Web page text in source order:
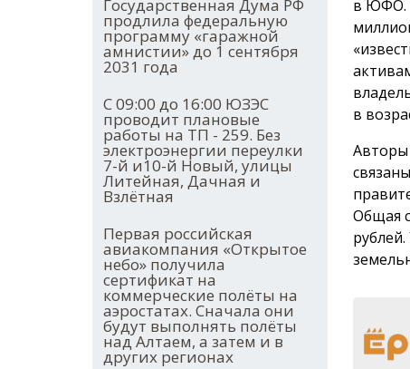
Государственная Дума РФ
продлила федеральную
программу «гаражной
амнистии» до 1 сентября
2031 года
С 09:00 до 16:00 ЮЗЭС
проводит плановые
работы на ТП - 259. Без
электроэнергии переулки
7-й и10-й Новый, улицы
Литейная, Дачная и
Взлётная
Первая российская
авиакомпания «Открытое
небо» получила
сертификат на
коммерческие полёты на
аэростатах. Сначала они
будут выполнять полёты
над Алтаем, а затем и в
других регионах
в ЮФО.
в
Авторы
Общая